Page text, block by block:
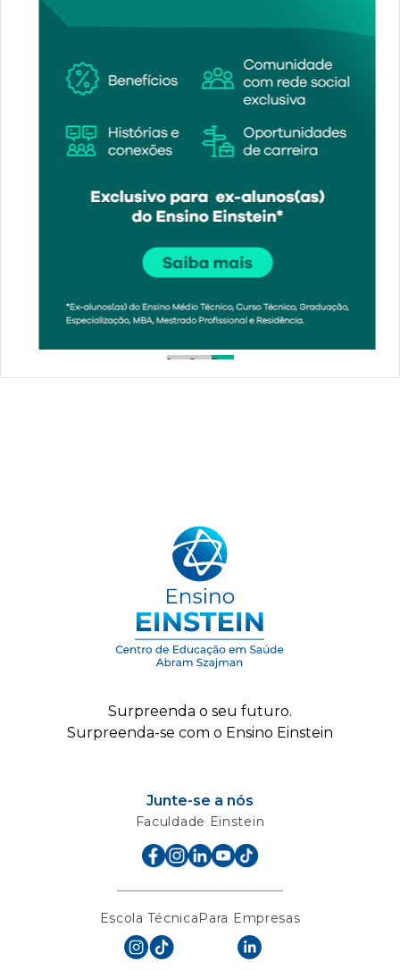
1 2 3
Surpreenda o seu futuro.
Surpreenda-se com o Ensino Einstein
Junte-se a nós
Faculdade Einstein
Escola TécnicaPara Empresas